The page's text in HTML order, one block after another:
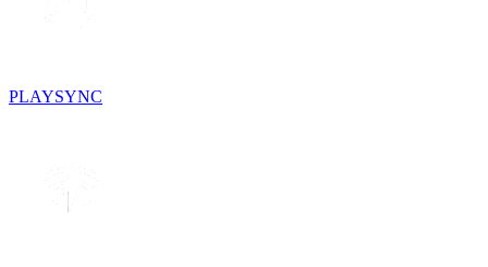
PLAYSYNC